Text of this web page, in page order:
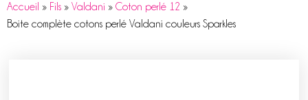
Accueil » Fils » Valdani » Coton perlé 12 »
Boite complète cotons perlé Valdani couleurs Sparkles